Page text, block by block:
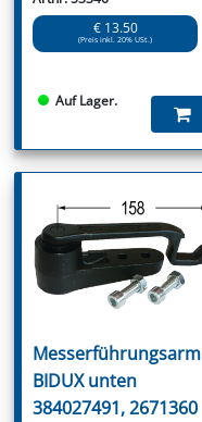
€ 13.50
(Preis inkl. 20% USt.)
Auf Lager.
Messerführungsarm
BIDUX unten
384027491, 2671360